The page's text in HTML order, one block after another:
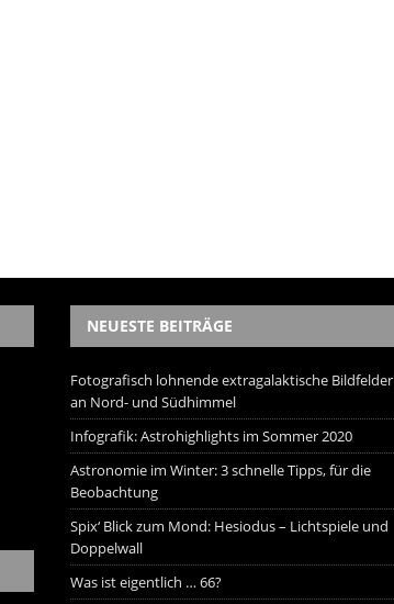
NEUESTE BEITRÄGE
Fotografisch lohnende extragalaktische Bildfelder
an Nord- und Südhimmel
Infografik: Astrohighlights im Sommer 2020
Astronomie im Winter: 3 schnelle Tipps, für die
Beobachtung
Spix‘ Blick zum Mond: Hesiodus – Lichtspiele und
Doppelwall
Was ist eigentlich … 66?